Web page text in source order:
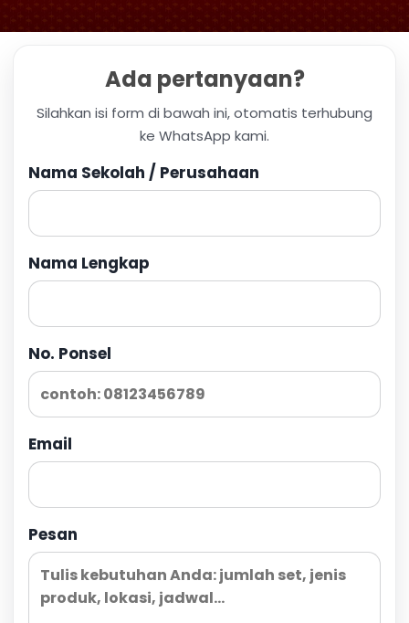
Ada pertanyaan?
Silahkan isi form di bawah ini, otomatis terhubung
ke WhatsApp kami.
Nama Sekolah / Perusahaan
Nama Lengkap
No. Ponsel
Email
Pesan